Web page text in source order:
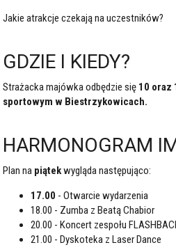
Jakie atrakcje czekają na uczestników?
GDZIE I KIEDY?
Strażacka majówka odbędzie się 10 oraz
sportowym w Biestrzykowicach.
HARMONOGRAM
Plan na piątekwygląda następująco:
17.00 - Otwarcie wydarzenia
18.00 - Zumba z Beatą Chabior
20.00 - Koncert zespołu
21.00 - Dyskoteka z Laser Dance